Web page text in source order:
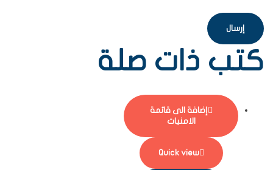
كتب ذات صلة
إضافة الى قائمة
الامنيات
Quick view